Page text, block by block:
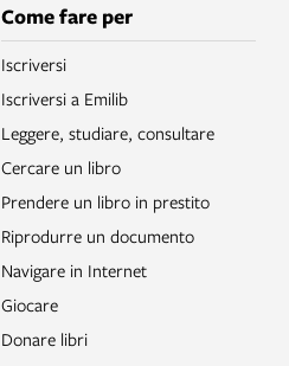
Come fare per
Iscriversi
Iscriversi a Emilib
Leggere, studiare, consultare
Cercare un libro
Prendere un libro in prestito
Riprodurre un documento
Navigare in Internet
Giocare
Donare libri